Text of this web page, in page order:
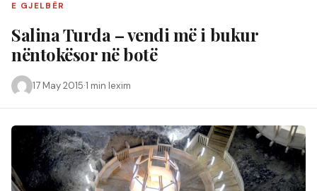
E GJELBËR
Salina Turda – vendi më i bukur
nëntokësor në botë
17 May 2015·1 min lexim